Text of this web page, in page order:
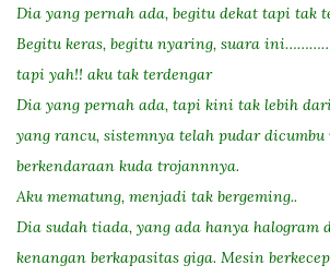
Dia yang pernah ada, begitu dekat tapi tak
Begitu keras, begitu nyaring, suara
tapi yah!! aku tak terdengar
Dia yang pernah ada, tapi kini tak lebih
yang rancu, sistemnya telah pudar dicumbu
berkendaraan kuda trojannnya.
Aku mematung, menjadi tak bergeming..
Dia sudah tiada, yang ada hanya halogram
kenangan berkapasitas giga. Mesin